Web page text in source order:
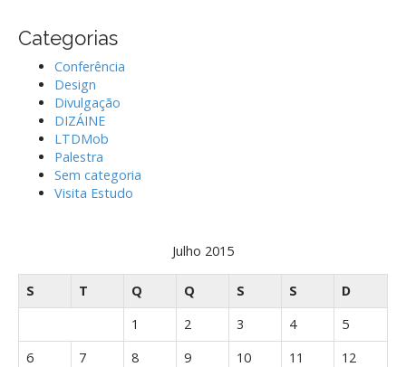
Categorias
Conferência
Design
Divulgação
DIZÁINE
LTDMob
Palestra
Sem categoria
Visita Estudo
Julho 2015
S T Q Q S S
D
1
2 3 4
5
6
7 8 9 10 11
12